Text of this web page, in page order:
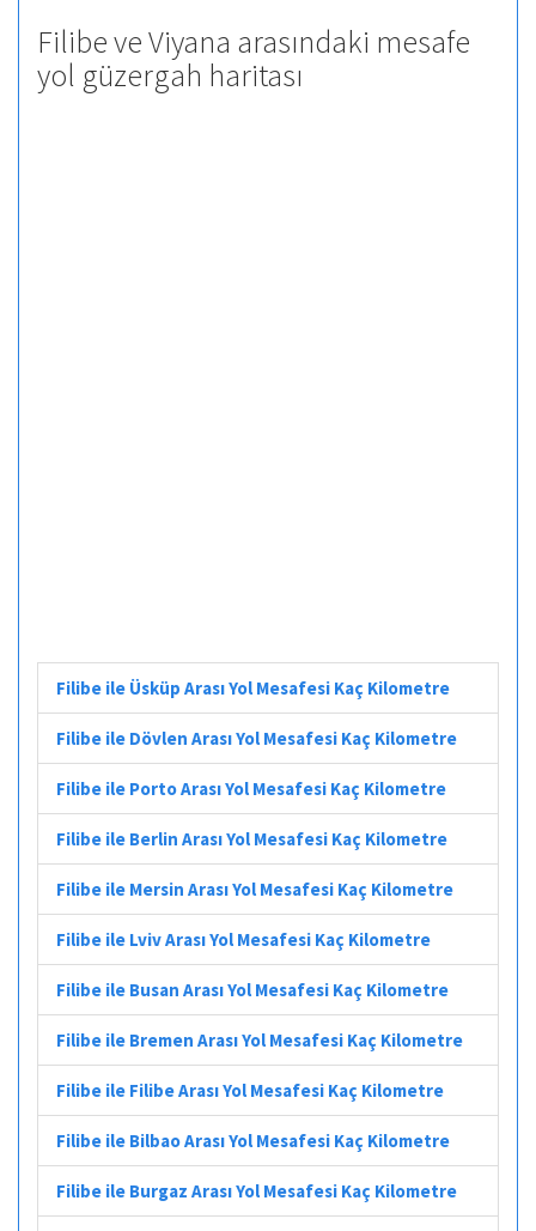
Filibe ve Viyana arasındaki mesafe
yol güzergah haritası
Filibe ile Üsküp Arası Yol Mesafesi Kaç Kilometre
Filibe ile Dövlen Arası Yol Mesafesi Kaç Kilometre
Filibe ile Porto Arası Yol Mesafesi Kaç Kilometre
Filibe ile Berlin Arası Yol Mesafesi Kaç Kilometre
Filibe ile Mersin Arası Yol Mesafesi Kaç Kilometre
Filibe ile Lviv Arası Yol Mesafesi Kaç Kilometre
Filibe ile Busan Arası Yol Mesafesi Kaç Kilometre
Filibe ile Bremen Arası Yol Mesafesi Kaç Kilometre
Filibe ile Filibe Arası Yol Mesafesi Kaç Kilometre
Filibe ile Bilbao Arası Yol Mesafesi Kaç Kilometre
Filibe ile Burgaz Arası Yol Mesafesi Kaç Kilometre